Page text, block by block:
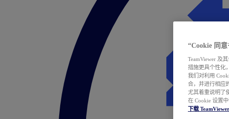
“Cookie 同
TeamViewer 及
措施更具个性化
我们对利用
合，并进行相应
尤其着重说明了
在 Cookie 设置中
下载 TeamViewer